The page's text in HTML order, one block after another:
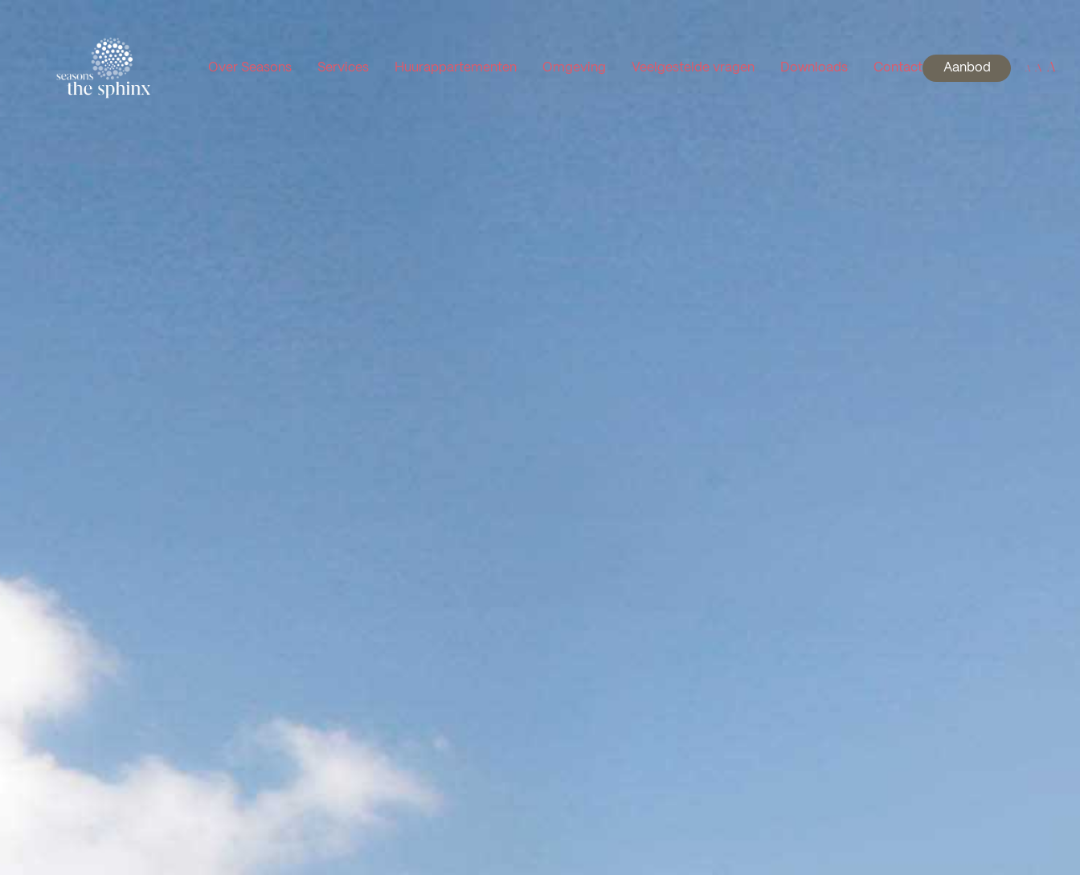
Over Seasons Services Huurappartementen Omgeving Veelgestelde vragen Downloads Contact Aanbod A A A